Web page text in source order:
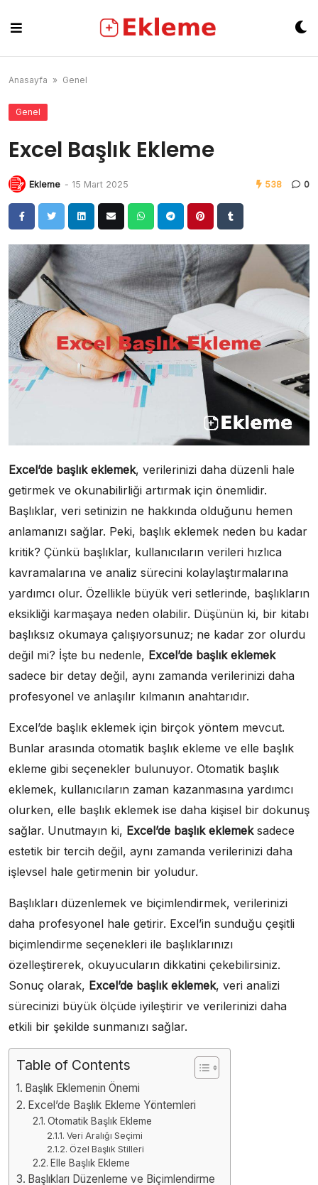
content
Anasayfa » Genel
Genel
Excel Başlık Ekleme
Ekleme - 15 Mart 2025 538 0
Excel’de başlık eklemek, verilerinizi daha düzenli hale
getirmek ve okunabilirliği artırmak için önemlidir.
Başlıklar, veri setinizin ne hakkında olduğunu hemen
anlamanızı sağlar. Peki, başlık eklemek neden bu kadar
kritik? Çünkü başlıklar, kullanıcıların verileri hızlıca
kavramalarına ve analiz sürecini kolaylaştırmalarına
yardımcı olur. Özellikle büyük veri setlerinde, başlıkların
eksikliği karmaşaya neden olabilir. Düşünün ki, bir kitabı
başlıksız okumaya çalışıyorsunuz; ne kadar zor olurdu
değil mi? İşte bu nedenle, Excel’de başlık eklemek
sadece bir detay değil, aynı zamanda verilerinizi daha
profesyonel ve anlaşılır kılmanın anahtarıdır.
Excel’de başlık eklemek için birçok yöntem mevcut.
Bunlar arasında otomatik başlık ekleme ve elle başlık
ekleme gibi seçenekler bulunuyor. Otomatik başlık
eklemek, kullanıcıların zaman kazanmasına yardımcı
olurken, elle başlık eklemek ise daha kişisel bir dokunuş
sağlar. Unutmayın ki, Excel’de başlık eklemeksadece
estetik bir tercih değil, aynı zamanda verilerinizi daha
işlevsel hale getirmenin bir yoludur.
Başlıkları düzenlemek ve biçimlendirmek, verilerinizi
daha profesyonel hale getirir. Excel’in sunduğu çeşitli
biçimlendirme seçenekleri ile başlıklarınızı
özelleştirerek, okuyucuların dikkatini çekebilirsiniz.
Sonuç olarak, Excel’de başlık eklemek, veri analizi
sürecinizi büyük ölçüde iyileştirir ve verilerinizi daha
etkili bir şekilde sunmanızı sağlar.
Table of Contents
Başlık Eklemenin Önemi
Excel’de Başlık Ekleme Yöntemleri
Otomatik Başlık Ekleme
Veri Aralığı Seçimi
Özel Başlık Stilleri
Elle Başlık Ekleme
Başlıkları Düzenleme ve Biçimlendirme